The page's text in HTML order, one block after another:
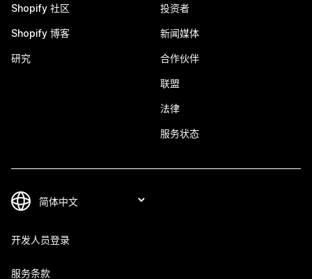
Shopify 社区
Shopify 博客
研究
投资者
新闻媒体
合作伙伴
联盟
法律
服务状态
开发人员登录
服务条款